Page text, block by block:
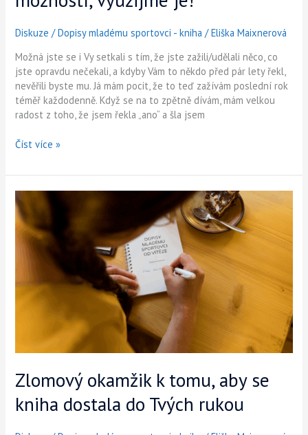
Diskuze /Dopisy mladému sportovci - kniha /Eliška Maixnerová
Možná jste se i Vy setkali s tím, že jste zažili/udělali něco, co
jste opravdu nečekali, a kdyby Vám to někdo před pár lety řekl,
nevěřili byste mu. Já mám pocit, že to teď zažívám poslední rok
téměř každodenně. Když se na to zpětně dívám, mám velkou
radost z toho, že jsem řekla „ano“ a šla jsem
Číst více »
Zlomový okamžik k tomu, aby se
kniha dostala do Tvých rukou
Zlomový
okamžik
k tomu,
aby
se
dostala
do